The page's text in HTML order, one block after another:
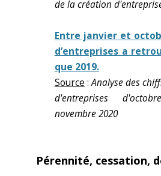
de la création
Entre janvier et
d’entreprises a
que 2019.
Source :Analyse des
d'entreprises
novembre 2020
Pérennité, cessation,